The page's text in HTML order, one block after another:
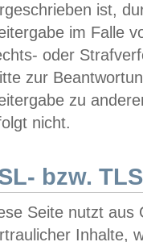
ist,
im Falle
oder
zur
zu
nicht.
bzw.
Seite nutzt aus
Inhalte,